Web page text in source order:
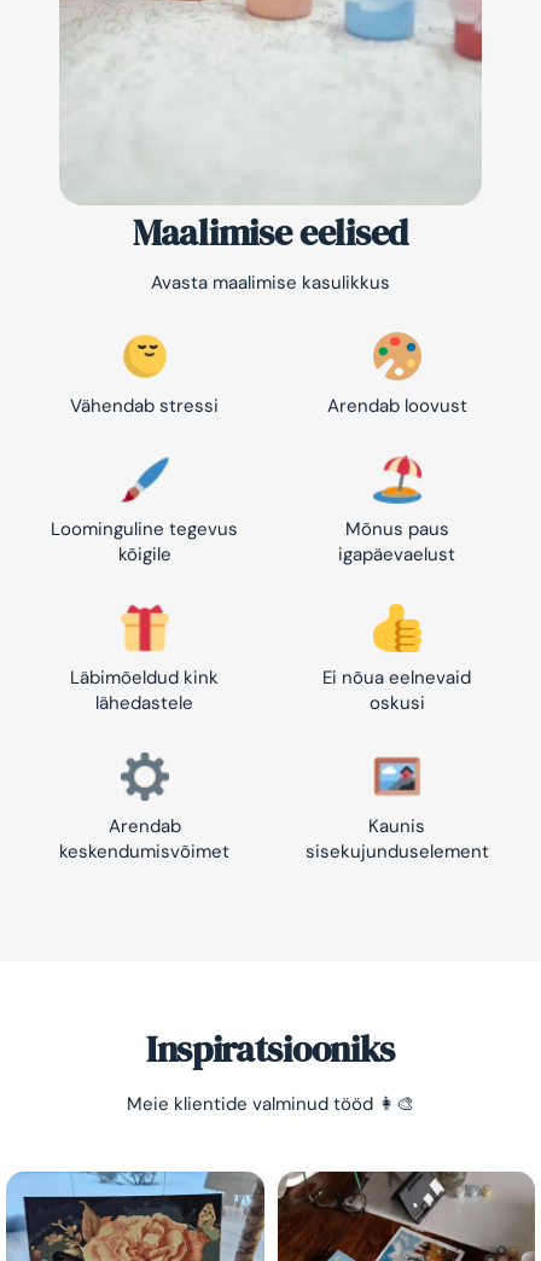
Maalimise eelised
Avasta maalimise kasulikkus
Vähendab stressi Arendab loovust
Loominguline tegevus
kõigile
Mõnus paus
igapäevaelust
Läbimõeldud kink
lähedastele
Ei nõua eelnevaid
oskusi
Arendab
keskendumisvõimet
Kaunis
sisekujunduselement
Inspiratsiooniks
Meie klientide valminud tööd 👩‍🎨